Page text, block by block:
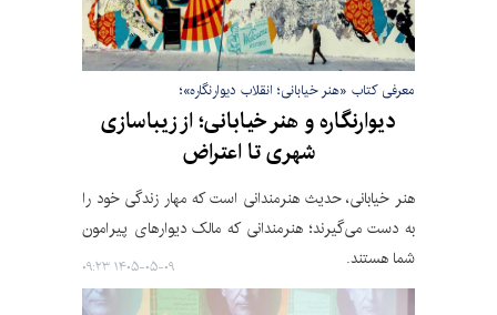
معرفی کتاب «هنر خیابانی؛ انقلاب دیوارنگاره»؛
دیوارنگاره و هنر خیابانی؛ از زیباسازی
شهری تا اعتراض
هنر خیابانی، حدیث هنرمندانی است که مهار زندگی خود را
به دست می‌گیرند؛ هنرمندانی که مالک دیوارهای پیرامون
شما هستند.
۱۴۰۵-۰۵-۰۹ ۰۹:۲۳